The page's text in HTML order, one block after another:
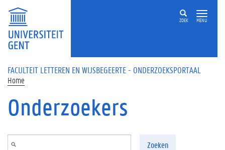
Overslaan en naar de inhoud gaan
ZOEK MENU
FACULTEIT LETTEREN EN WIJSBEGEERTE - ONDERZOEKSPORTAAL
Home
Onderzoekers
Zoeken